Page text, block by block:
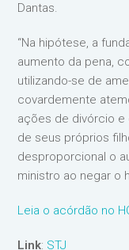
Dantas.
“Na hipótese, a
aumento da pena,
utilizando-se de
covardemente
ações de divórcio e
de seus próprios
desproporcional o
ministro ao negar o
Leia o acórdão no
Link: STJ